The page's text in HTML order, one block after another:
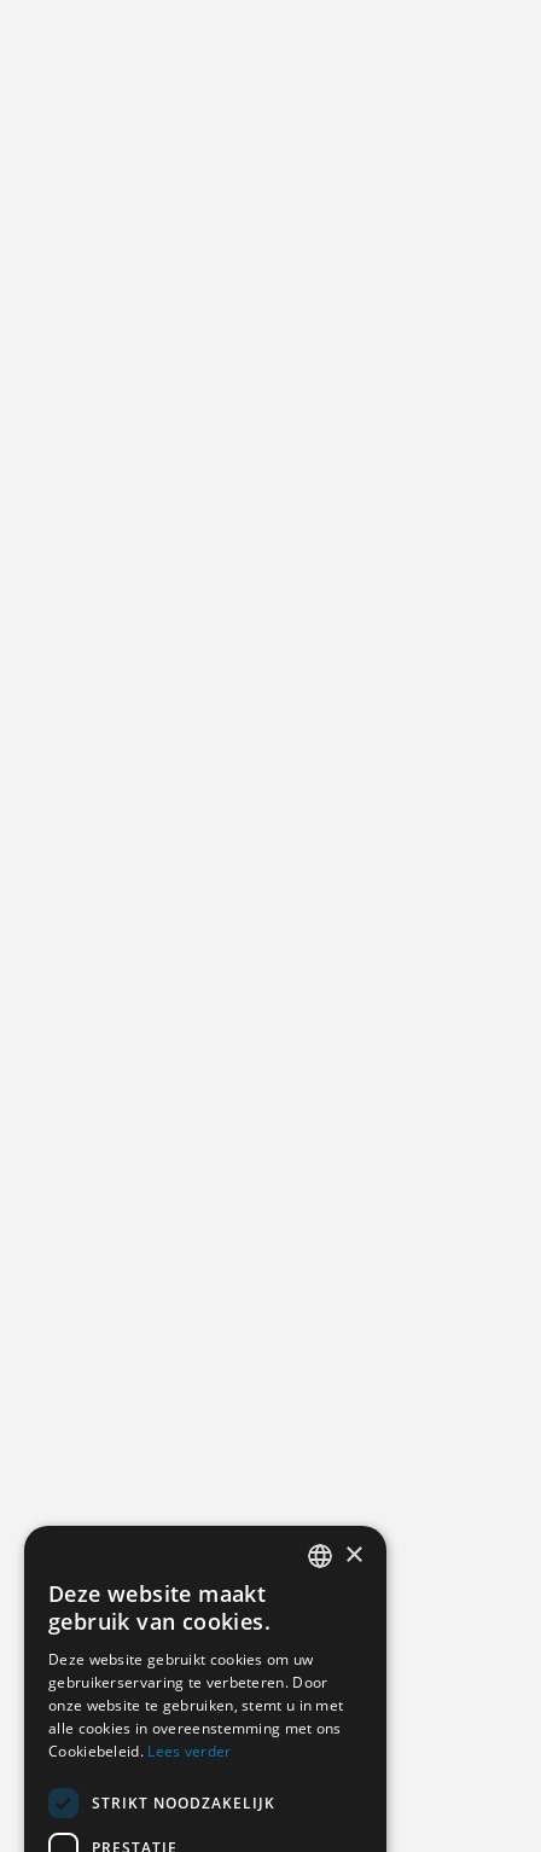
ENGLISH
×
Deze website maakt
gebruik van cookies.
Deze website gebruikt cookies om uw
gebruikerservaring te verbeteren. Door
onze website te gebruiken, stemt u in met
alle cookies in overeenstemming met ons
Cookiebeleid. Lees verder
STRIKT NOODZAKELIJK
PRESTATIE